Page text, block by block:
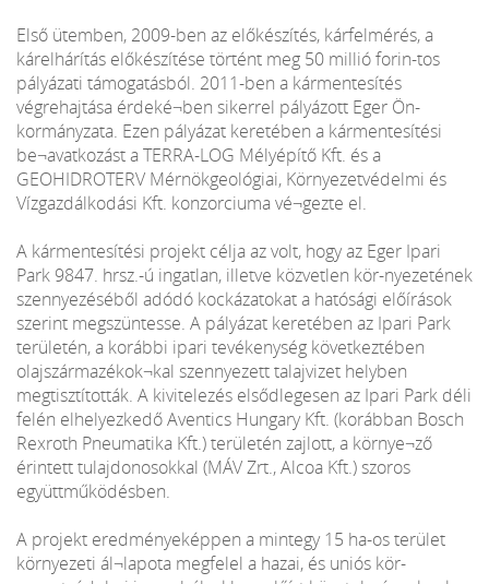
Első ütemben, 2009-ben az előkészítés, kárfelmérés, a
kárelhárítás előkészítése történt meg 50 millió forin-tos
pályázati támogatásból. 2011-ben a kármentesítés
végrehajtása érdeké¬ben sikerrel pályázott Eger Ön-
kormányzata. Ezen pályázat keretében a kármentesítési
be¬avatkozást a TERRA-LOG Mélyépítő Kft. és a
GEOHIDROTERV Mérnökgeológiai, Környezetvédelmi és
Vízgazdálkodási Kft. konzorciuma vé¬gezte el.
A kármentesítési projekt célja az volt, hogy az Eger Ipari
Park 9847. hrsz.-ú ingatlan, illetve közvetlen kör-nyezetének
szennyezéséből adódó kockázatokat a hatósági előírások
szerint megszüntesse. A pályázat keretében az Ipari Park
területén, a korábbi ipari tevékenység következtében
olajszármazékok¬kal szennyezett talajvizet helyben
megtisztították. A kivitelezés elsődlegesen az Ipari Park déli
felén elhelyezkedő Aventics Hungary Kft. (korábban Bosch
Rexroth Pneumatika Kft.) területén zajlott, a környe¬ző
érintett tulajdonosokkal (MÁV Zrt., Alcoa Kft.) szoros
együttműködésben.
A projekt eredményeképpen a mintegy 15 ha-os terület
környezeti ál¬lapota megfelel a hazai, és uniós kör-